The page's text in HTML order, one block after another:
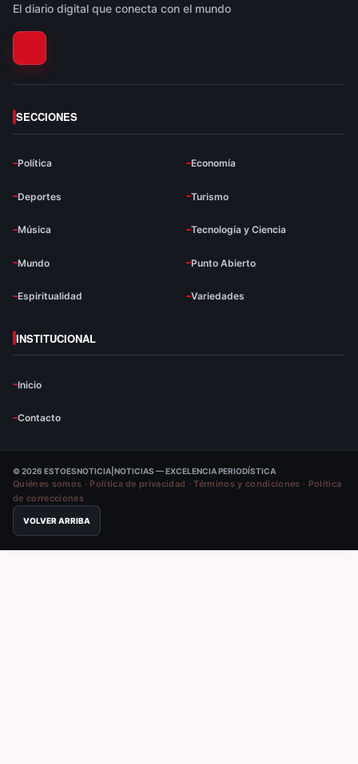
El diario digital que conecta con el mundo
SECCIONES
Política Economía
Deportes Turismo
Música Tecnología y Ciencia
Mundo Punto Abierto
Espiritualidad Variedades
INSTITUCIONAL
Inicio
Contacto
© 2026 ESTOESNOTICIA|NOTICIAS — EXCELENCIA PERIODÍSTICA
Quiénes somos · Política de privacidad ·Términos y condiciones · Política
de correcciones
VOLVER ARRIBA